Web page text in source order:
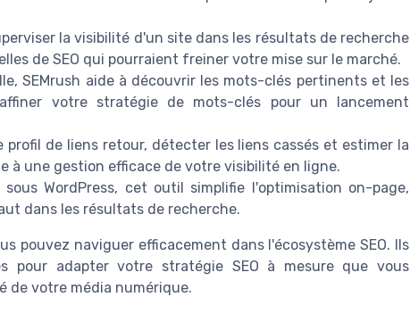
la visibilité d'un site dans les résultats de recherche
de SEO qui pourraient freiner votre mise sur le marché.
SEMrush aide à découvrir les mots-clés pertinents et les
votre stratégie de mots-clés pour un lancement
de liens retour, détecter les liens cassés et estimer la
à une gestion efficace de votre visibilité en ligne.
WordPress, cet outil simplifie l'optimisation on-page,
dans les résultats de recherche.
pouvez naviguer efficacement dans l'écosystème SEO. Ils
pour adapter votre stratégie SEO à mesure que vous
de votre média numérique.